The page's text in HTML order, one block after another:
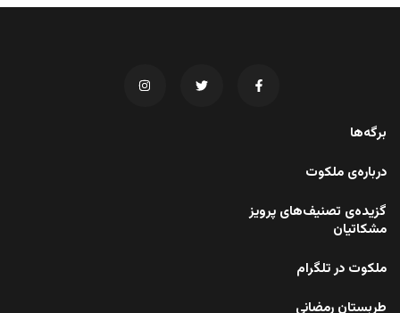
برگه‌ها
درباره‌ی ملکوت
گزیده‌ی تصنیف‌های پرویز
مشکاتیان
ملکوت در تلگرام
طربستان رمضانی